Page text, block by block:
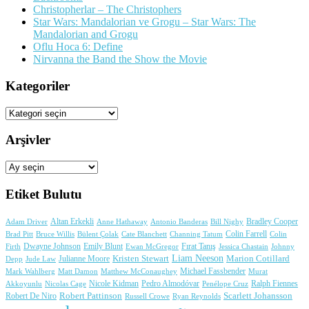
Christopherlar – The Christophers
Star Wars: Mandalorian ve Grogu – Star Wars: The
Mandalorian and Grogu
Oflu Hoca 6: Define
Nirvanna the Band the Show the Movie
Kategoriler
Kategoriler
Arşivler
Arşivler
Etiket Bulutu
Adam Driver Altan Erkekli Anne Hathaway Antonio Banderas Bill Nighy Bradley Cooper
Brad Pitt Bruce Willis Bülent Çolak Cate Blanchett Channing Tatum Colin Farrell Colin
Firth Dwayne Johnson Emily Blunt Ewan McGregor Fırat Tanış Jessica Chastain Johnny
Depp Jude Law Julianne Moore Kristen Stewart Liam Neeson Marion Cotillard
Mark Wahlberg Matt Damon Matthew McConaughey Michael Fassbender Murat
Akkoyunlu Nicolas Cage Nicole Kidman Pedro Almodóvar Penélope Cruz Ralph Fiennes
Robert De Niro Robert Pattinson Russell Crowe Ryan Reynolds Scarlett Johansson